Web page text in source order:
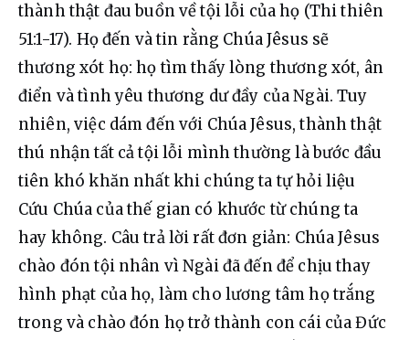
thành thật đau buồn về tội lỗi của họ (Thi thiên
51:1-17). Họ đến và tin rằng Chúa Jêsus sẽ
thương xót họ: họ tìm thấy lòng thương xót, ân
điển và tình yêu thương dư đầy của Ngài. Tuy
nhiên, việc dám đến với Chúa Jêsus, thành thật
thú nhận tất cả tội lỗi mình thường là bước đầu
tiên khó khăn nhất khi chúng ta tự hỏi liệu
Cứu Chúa của thế gian có khước từ chúng ta
hay không. Câu trả lời rất đơn giản: Chúa Jêsus
chào đón tội nhân vì Ngài đã đến để chịu thay
hình phạt của họ, làm cho lương tâm họ trắng
trong và chào đón họ trở thành con cái của Đức